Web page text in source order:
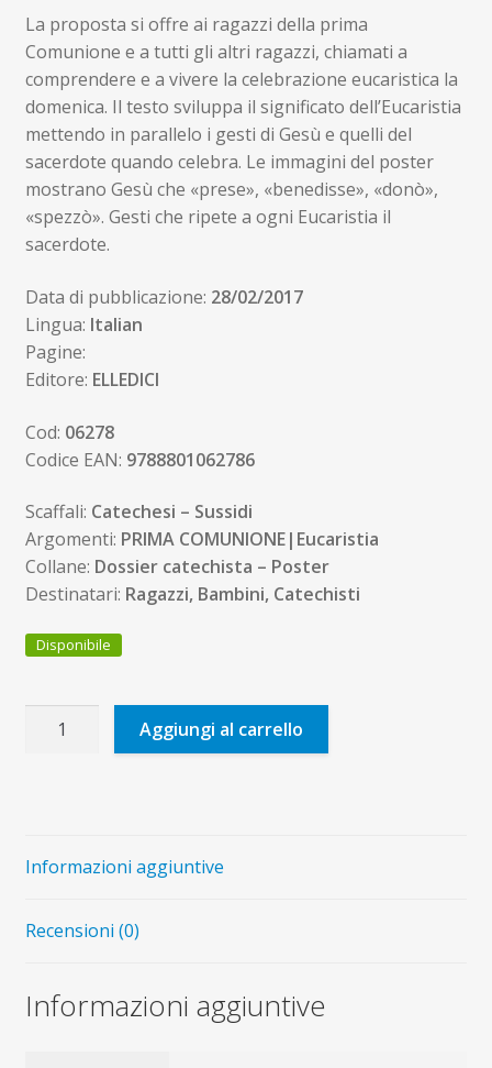
La proposta si offre ai ragazzi della prima
Comunione e a tutti gli altri ragazzi, chiamati a
comprendere e a vivere la celebrazione eucaristica la
domenica. Il testo sviluppa il significato dell’Eucaristia
mettendo in parallelo i gesti di Gesù e quelli del
sacerdote quando celebra. Le immagini del poster
mostrano Gesù che «prese», «benedisse», «donò»,
«spezzò». Gesti che ripete a ogni Eucaristia il
sacerdote.
Data di pubblicazione: 28/02/2017
Lingua: Italian
Pagine:
Editore: ELLEDICI
Cod: 06278
Codice EAN: 9788801062786
Scaffali: Catechesi – Sussidi
Argomenti: PRIMA COMUNIONE|Eucaristia
Collane: Dossier catechista – Poster
Destinatari: Ragazzi, Bambini, Catechisti
Disponibile
ragazzi
quantità
Aggiungi al carrello
Informazioni aggiuntive
Recensioni (0)
Informazioni aggiuntive